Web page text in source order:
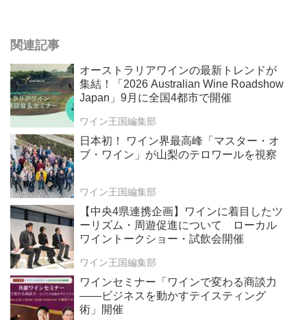
関連記事
オーストラリアワインの最新トレンドが
集結！「2026 Australian Wine Roadshow
Japan」9月に全国4都市で開催
ワイン王国編集部
日本初！ ワイン界最高峰「マスター・オ
ブ・ワイン」が山梨のテロワールを視察
ワイン王国編集部
【中央4県連携企画】ワインに着目したツ
ーリズム・周遊促進について ローカル
ワイントークショー・試飲会開催
ワイン王国編集部
ワインセミナー「ワインで変わる商談力
——ビジネスを動かすテイスティング
術」開催